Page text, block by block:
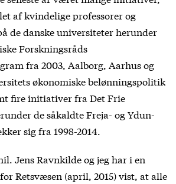
af kvindelige professorer og
de danske universiteter herunder
Forskningsråds
fra 2003, Aalborg, Aarhus og
økonomiske belønningspolitik
fire initiativer fra Det Frie
de såkaldte Freja- og Ydun-
sig fra 1998-2014.
Jens Ravnkilde og jeg har i en
Retsvæsen (april, 2015) vist, at alle